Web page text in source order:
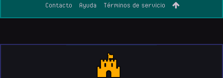
Contacto Ayuda Términos de servicio